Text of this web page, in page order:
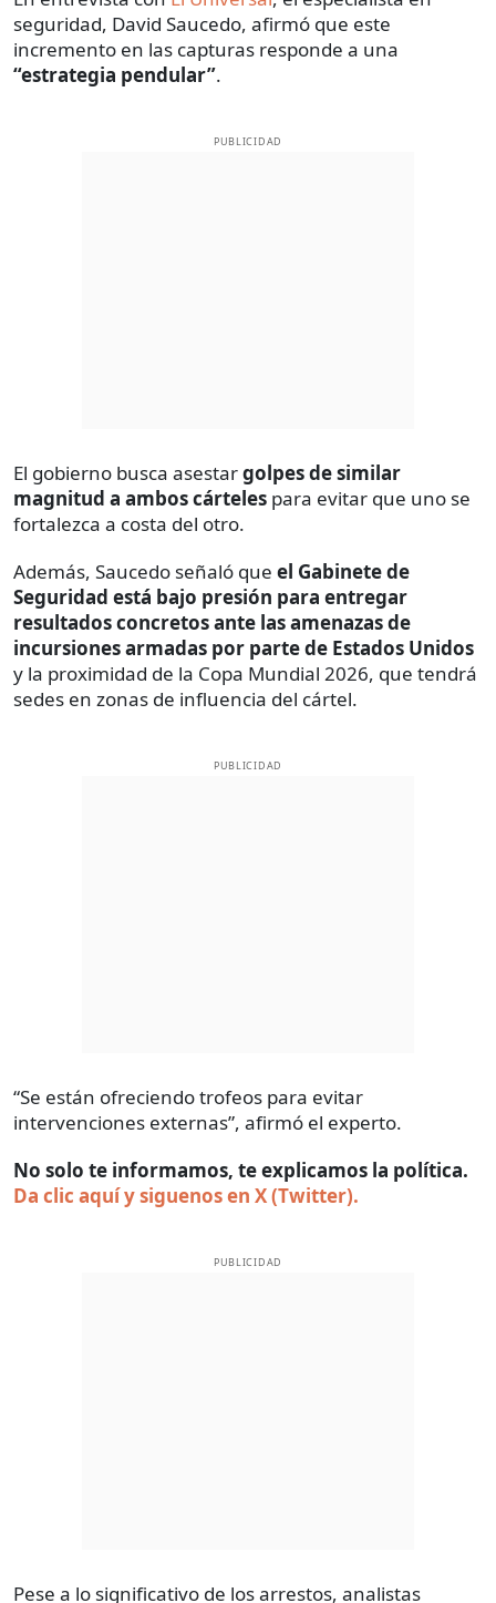
seguridad, David Saucedo, afirmó que este
incremento en las capturas responde a una
“estrategia pendular”.
PUBLICIDAD
El gobierno busca asestargolpes de similar
magnitud a ambos cárteles para evitar que uno se
fortalezca a costa del otro.
Además, Saucedo señaló que el Gabinete de
Seguridad está bajo presión para entregar
resultados concretos ante las amenazas de
incursiones armadas por parte de Estados Unidos
y la proximidad de la Copa Mundial 2026, que tendrá
sedes en zonas de influencia del cártel.
PUBLICIDAD
“Se están ofreciendo trofeos para evitar
intervenciones externas”, afirmó el experto.
No solo te informamos, te explicamos la política.
Da clic aquí y siguenos en X (Twitter).
PUBLICIDAD
Pese a lo significativo de los arrestos, analistas